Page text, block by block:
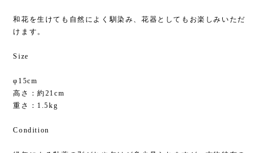
和花を生けても自然によく馴染み、花器としてもお楽しみいただ
けます。
Size
φ15cm
高さ：約21cm
重さ：1.5kg
Condition